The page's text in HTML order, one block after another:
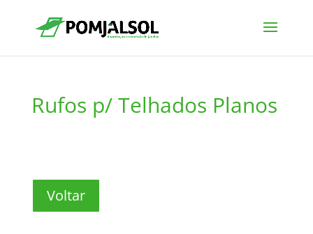
Rufos p/ Telhados Planos
Voltar